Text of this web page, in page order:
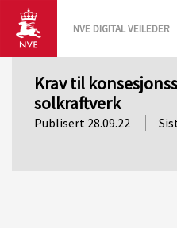
NVE DIGITAL VEILEDER
Krav til
solkraftverk
Publisert 28.09.22